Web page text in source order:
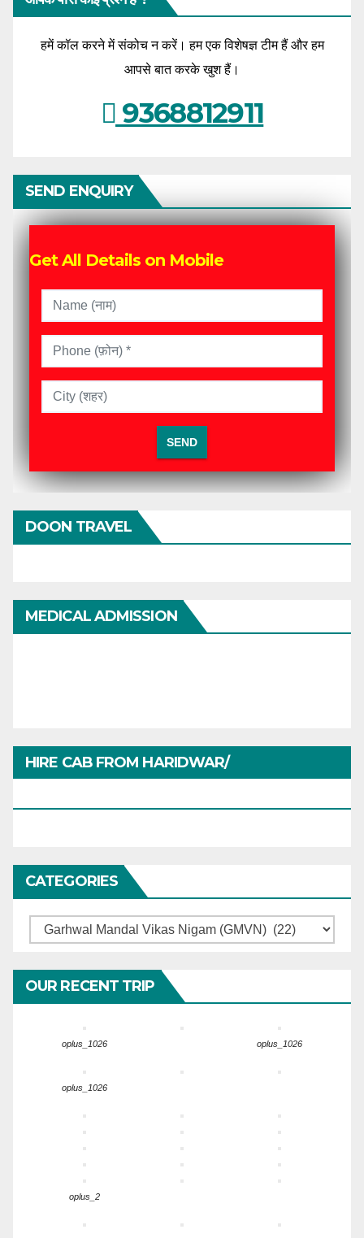
हमें कॉल करने में संकोच न करें। हम एक विशेषज्ञ टीम हैं और हम
आपसे बात करके खुश हैं।
9368812911
SEND ENQUIRY
Get All Details on Mobile
DOON TRAVEL
MEDICAL ADMISSION
HIRE CAB FROM HARIDWAR/
CATEGORIES
Categories
OUR RECENT TRIP
oplus_1026 oplus_1026
oplus_1026
oplus_2